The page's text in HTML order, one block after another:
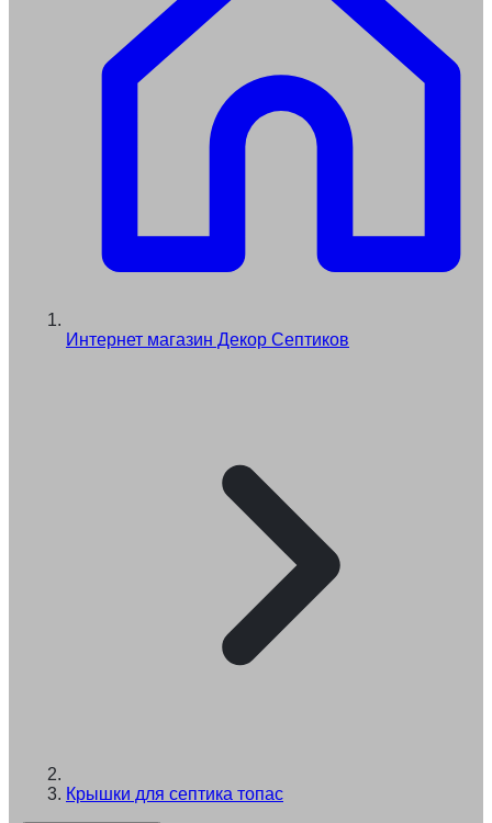
Интернет магазин Декор Септиков
Крышки для септика топас